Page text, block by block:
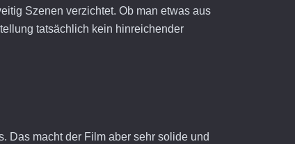
Szenen verzichtet. Ob man etwas aus
tatsächlich kein hinreichender
Das macht der Film aber sehr solide und